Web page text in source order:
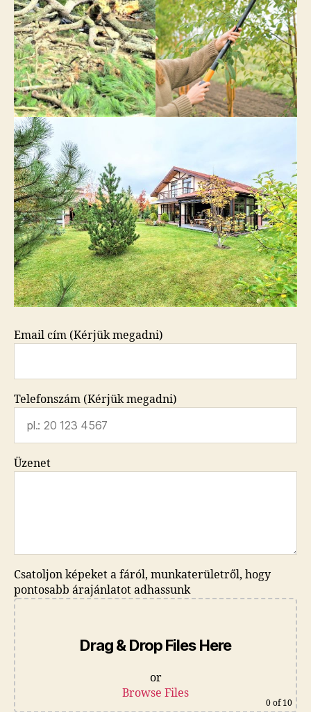
Email cím (Kérjük megadni)
Telefonszám (Kérjük megadni)
Üzenet
Csatoljon képeket a fáról, munkaterületről, hogy
pontosabb árajánlatot adhassunk
Drag & Drop Files Here
or
Browse Files
0 of 10